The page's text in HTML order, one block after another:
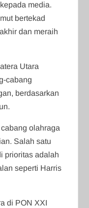
media.
bertekad
dan meraih
Utara
cabang
berdasarkan
olahraga
Salah satu
prioritas adalah
seperti Harris
di PON XXI